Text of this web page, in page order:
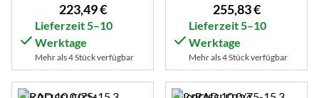
223,49€
Lieferzeit 5–10
Werktage
Mehr als 4 Stück verfügbar
255,83€
Lieferzeit 5–10
Werktage
Mehr als 4 Stück verfügbar